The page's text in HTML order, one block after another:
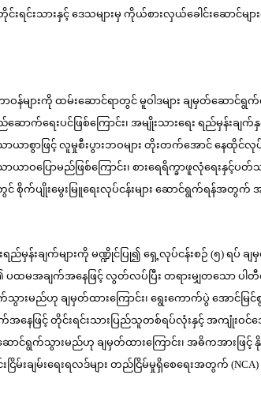
ရင်းသားနှင့် ဒေသများမှ ကိုယ်စားလှယ်ခေါင်းဆောင်
န်များကို ထမ်းဆောင်ရာတွင် မူဝါဒများ ချမှတ်ဆောင်
ပင်ဖြစ်ကြောင်း၊ အမျိုးသားရေး ရည်မှန်းချက်နှစ်ရ
းသာယာစွာဖြင့် လူမှုစီးပွားဘဝများ တိုးတက်အောင် န
သာယာဝပြောမည်ဖြစ်ကြောင်း၊ စားရေရိက္ခာဖူလုံရေ
က်ပျိုးမွေးမြူရေးလုပ်ငန်းများ ဆောင်ရွက်ရန်အတွက် အခြ
ရည်မှန်းချက်များကို မဏ္ဍိုင်ပြု၍ ရှေ့လုပ်ငန်းစဉ် (၅)
ပထမအချက်အနေဖြင့် လွတ်လပ်ပြီး တရားမျှတသော ပ
မည်ဟု ချမှတ်ထားကြောင်း၊ ရွေးကောက်ပွဲ အောင်မြင်
နေဖြင့် တိုင်းရင်းသားပြည်သူတစ်ရပ်လုံးနှင့် အကျုံးဝင်
ာင်ရွက်သွားမည်ဟု ချမှတ်ထားကြောင်း၊ အဓိကအားဖ
ငြိမ်းချမ်းရေးရလဒ်များ တည်ငြိမ်မှုရှိစေရေးအတွက်